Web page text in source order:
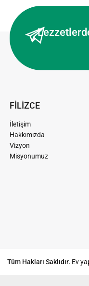
FİLİZCE
İletişim
Hakkımızda
Vizyon
Misyonumuz
Tüm Hakları Saklıdır. Ev